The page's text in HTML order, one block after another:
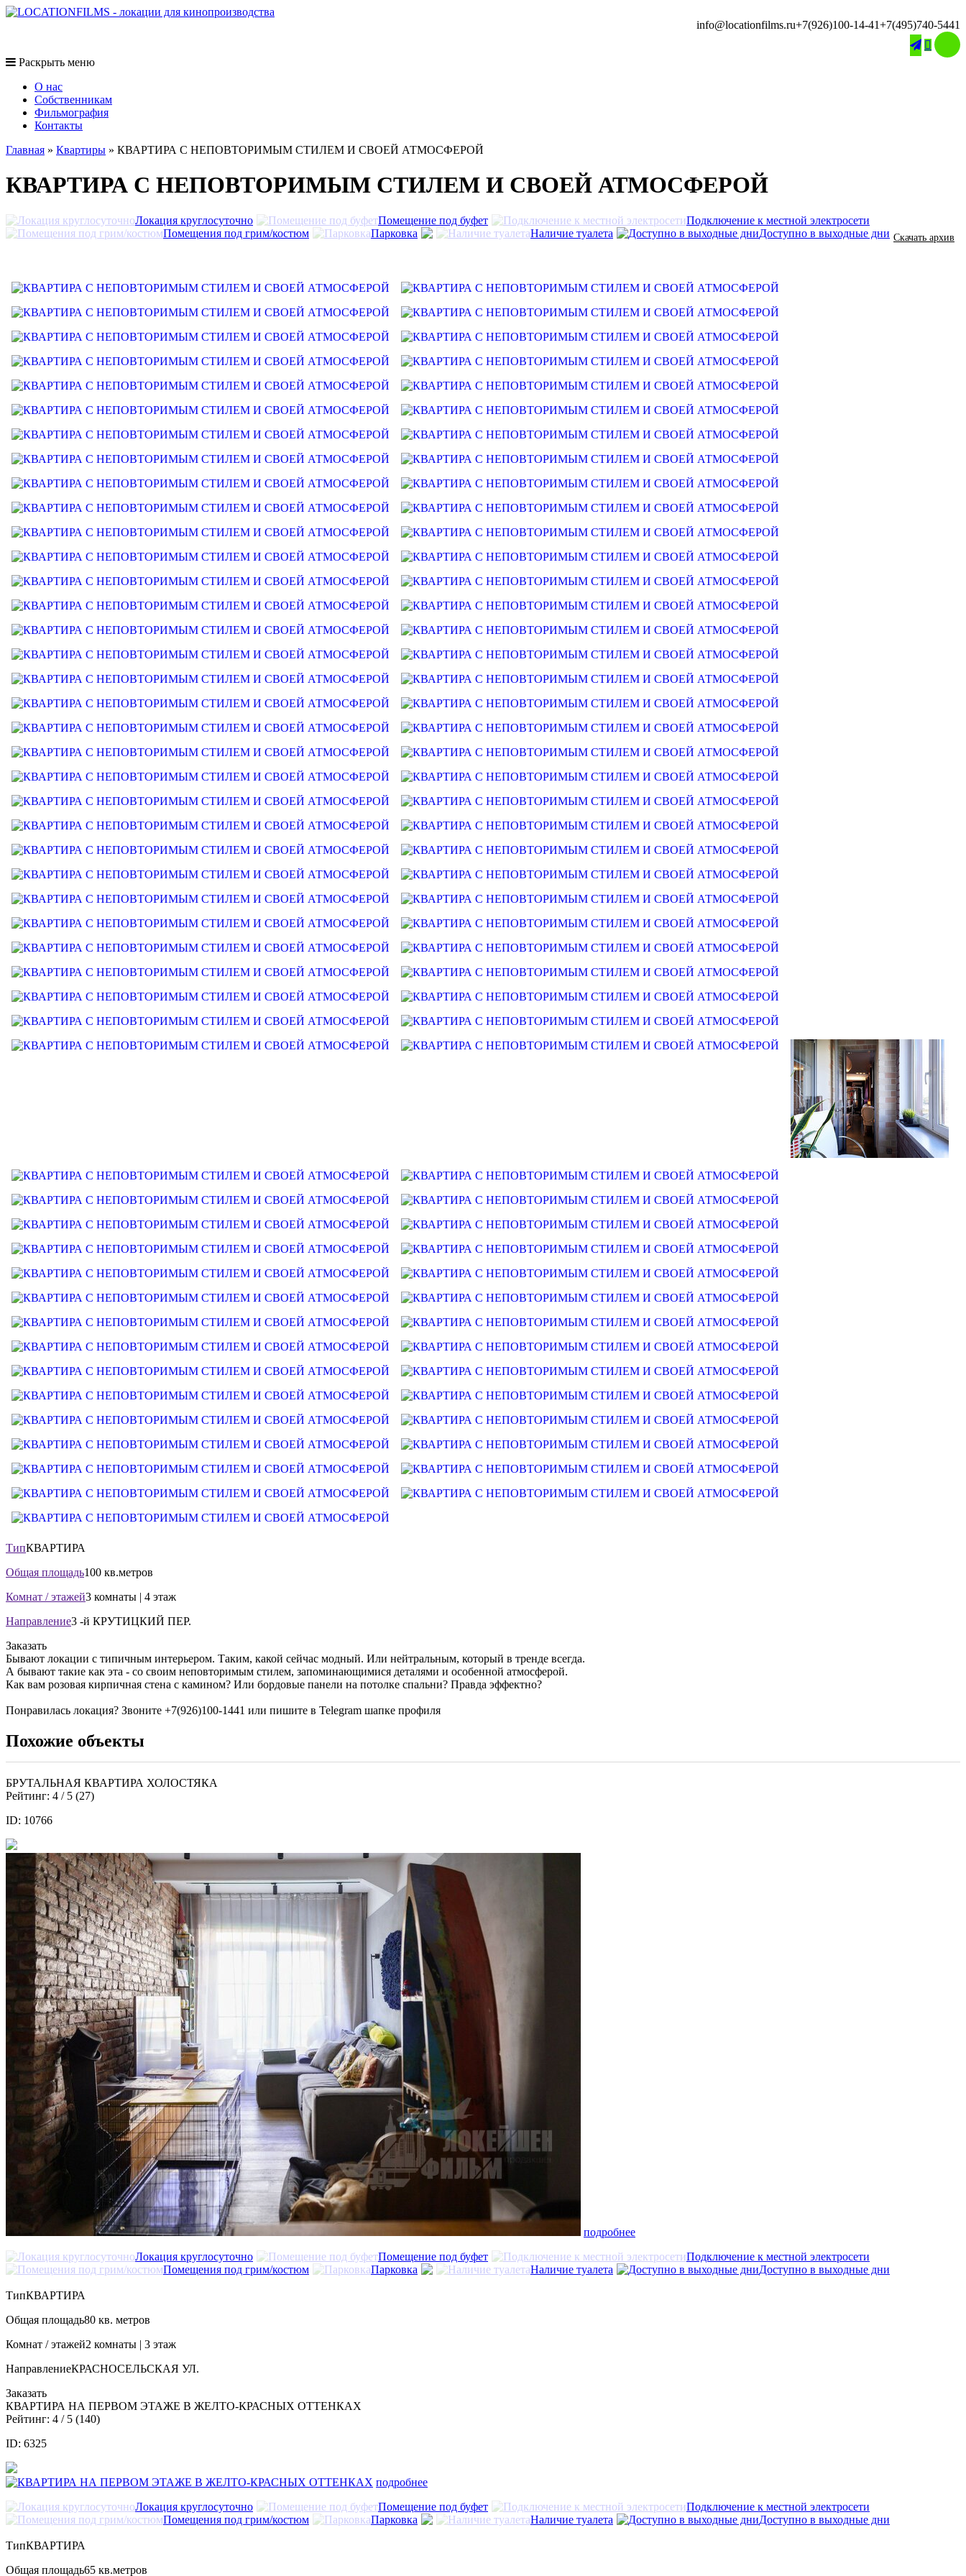
info@locationfilms.ru+7(926)100-14-41+7(495)740-5441

Раскрыть меню
O нас
Собственникам
Фильмография
Контакты
Главная » Квартиры » КВАРТИРА С НЕПОВТОРИМЫМ СТИЛЕМ И СВОЕЙ АТМОСФЕРОЙ
КВАРТИРА С НЕПОВТОРИМЫМ СТИЛЕМ И СВОЕЙ АТМОСФЕРОЙ
Скачать архив
Локация круглосуточно Помещение под буфет
Подключение к местной электросети
Помещения под грим/костюм
Парковка Наличие туалета Доступно в выходные дни
ТипКВАРТИРА
Общая площадь100 кв.метров
Комнат / этажей3 комнаты | 4 этаж
Направление3 -й КРУТИЦКИЙ ПЕР.
Заказать
Бывают локации с типичным интерьером. Таким, какой сейчас модный. Или нейтральным, который в тренде всегда.
А бывают такие как эта - со своим неповторимым стилем, запоминающимися деталями и особенной атмосферой.
Как вам розовая кирпичная стена с камином? Или бордовые панели на потолке спальни? Правда эффектно?
Понравилась локация? Звоните +7(926)100-1441 или пишите в Telegram шапке профиля
Похожие объекты
БРУТАЛЬНАЯ КВАРТИРА ХОЛОСТЯКА
Рейтинг: 4 / 5 (27)
ID: 10766
подробнее
Локация круглосуточно
Помещение под буфет
Подключение к местной электросети
Помещения под грим/костюм
Парковка Наличие туалета Доступно в выходные дни
ТипКВАРТИРА
Общая площадь80 кв. метров
Комнат / этажей2 комнаты | 3 этаж
НаправлениеКРАСНОСЕЛЬСКАЯ УЛ.
Заказать
КВАРТИРА НА ПЕРВОМ ЭТАЖЕ В ЖЕЛТО-КРАСНЫХ ОТТЕНКАХ
Рейтинг: 4 / 5 (140)
ID: 6325
подробнее
Локация круглосуточно
Помещение под буфет
Подключение к местной электросети
Помещения под грим/костюм
Парковка Наличие туалета Доступно в выходные дни
ТипКВАРТИРА
Общая площадь65 кв.метров